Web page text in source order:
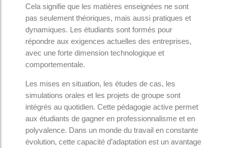
Cela signifie que les matières enseignées ne sont
pas seulement théoriques, mais aussi pratiques et
dynamiques. Les étudiants sont formés pour
répondre aux exigences actuelles des entreprises,
avec une forte dimension technologique et
comportementale.
Les mises en situation, les études de cas, les
simulations orales et les projets de groupe sont
intégrés au quotidien. Cette pédagogie active permet
aux étudiants de gagner en professionnalisme et en
polyvalence. Dans un monde du travail en constante
évolution, cette capacité d’adaptation est un avantage